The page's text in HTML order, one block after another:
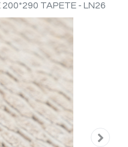
200*290 TAPETE - LN26